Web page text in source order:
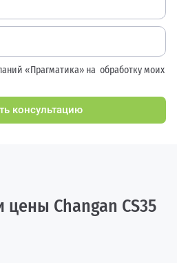
«Прагматика» на обработку моих
консультацию
Changan CS35